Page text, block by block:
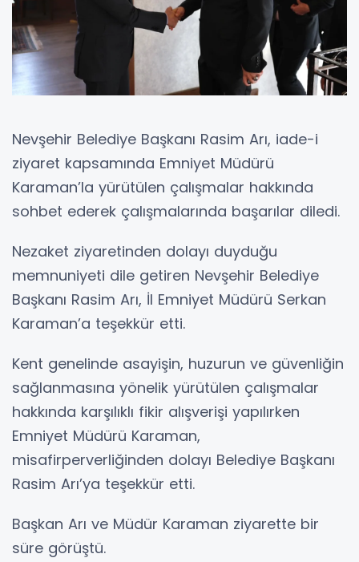
Nevşehir Belediye Başkanı Rasim Arı, iade-i
ziyaret kapsamında Emniyet Müdürü
Karaman’la yürütülen çalışmalar hakkında
sohbet ederek çalışmalarında başarılar diledi.
Nezaket ziyaretinden dolayı duyduğu
memnuniyeti dile getiren Nevşehir Belediye
Başkanı Rasim Arı, İl Emniyet Müdürü Serkan
Karaman’a teşekkür etti.
Kent genelinde asayişin, huzurun ve güvenliğin
sağlanmasına yönelik yürütülen çalışmalar
hakkında karşılıklı fikir alışverişi yapılırken
Emniyet Müdürü Karaman,
misafirperverliğinden dolayı Belediye Başkanı
Rasim Arı’ya teşekkür etti.
Başkan Arı ve Müdür Karaman ziyarette bir
süre görüştü.